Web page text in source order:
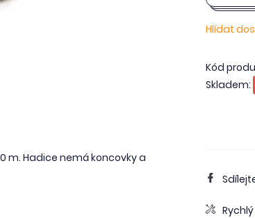
Hlídat
Kód
Skladem:
m. Hadice nemá koncovky a